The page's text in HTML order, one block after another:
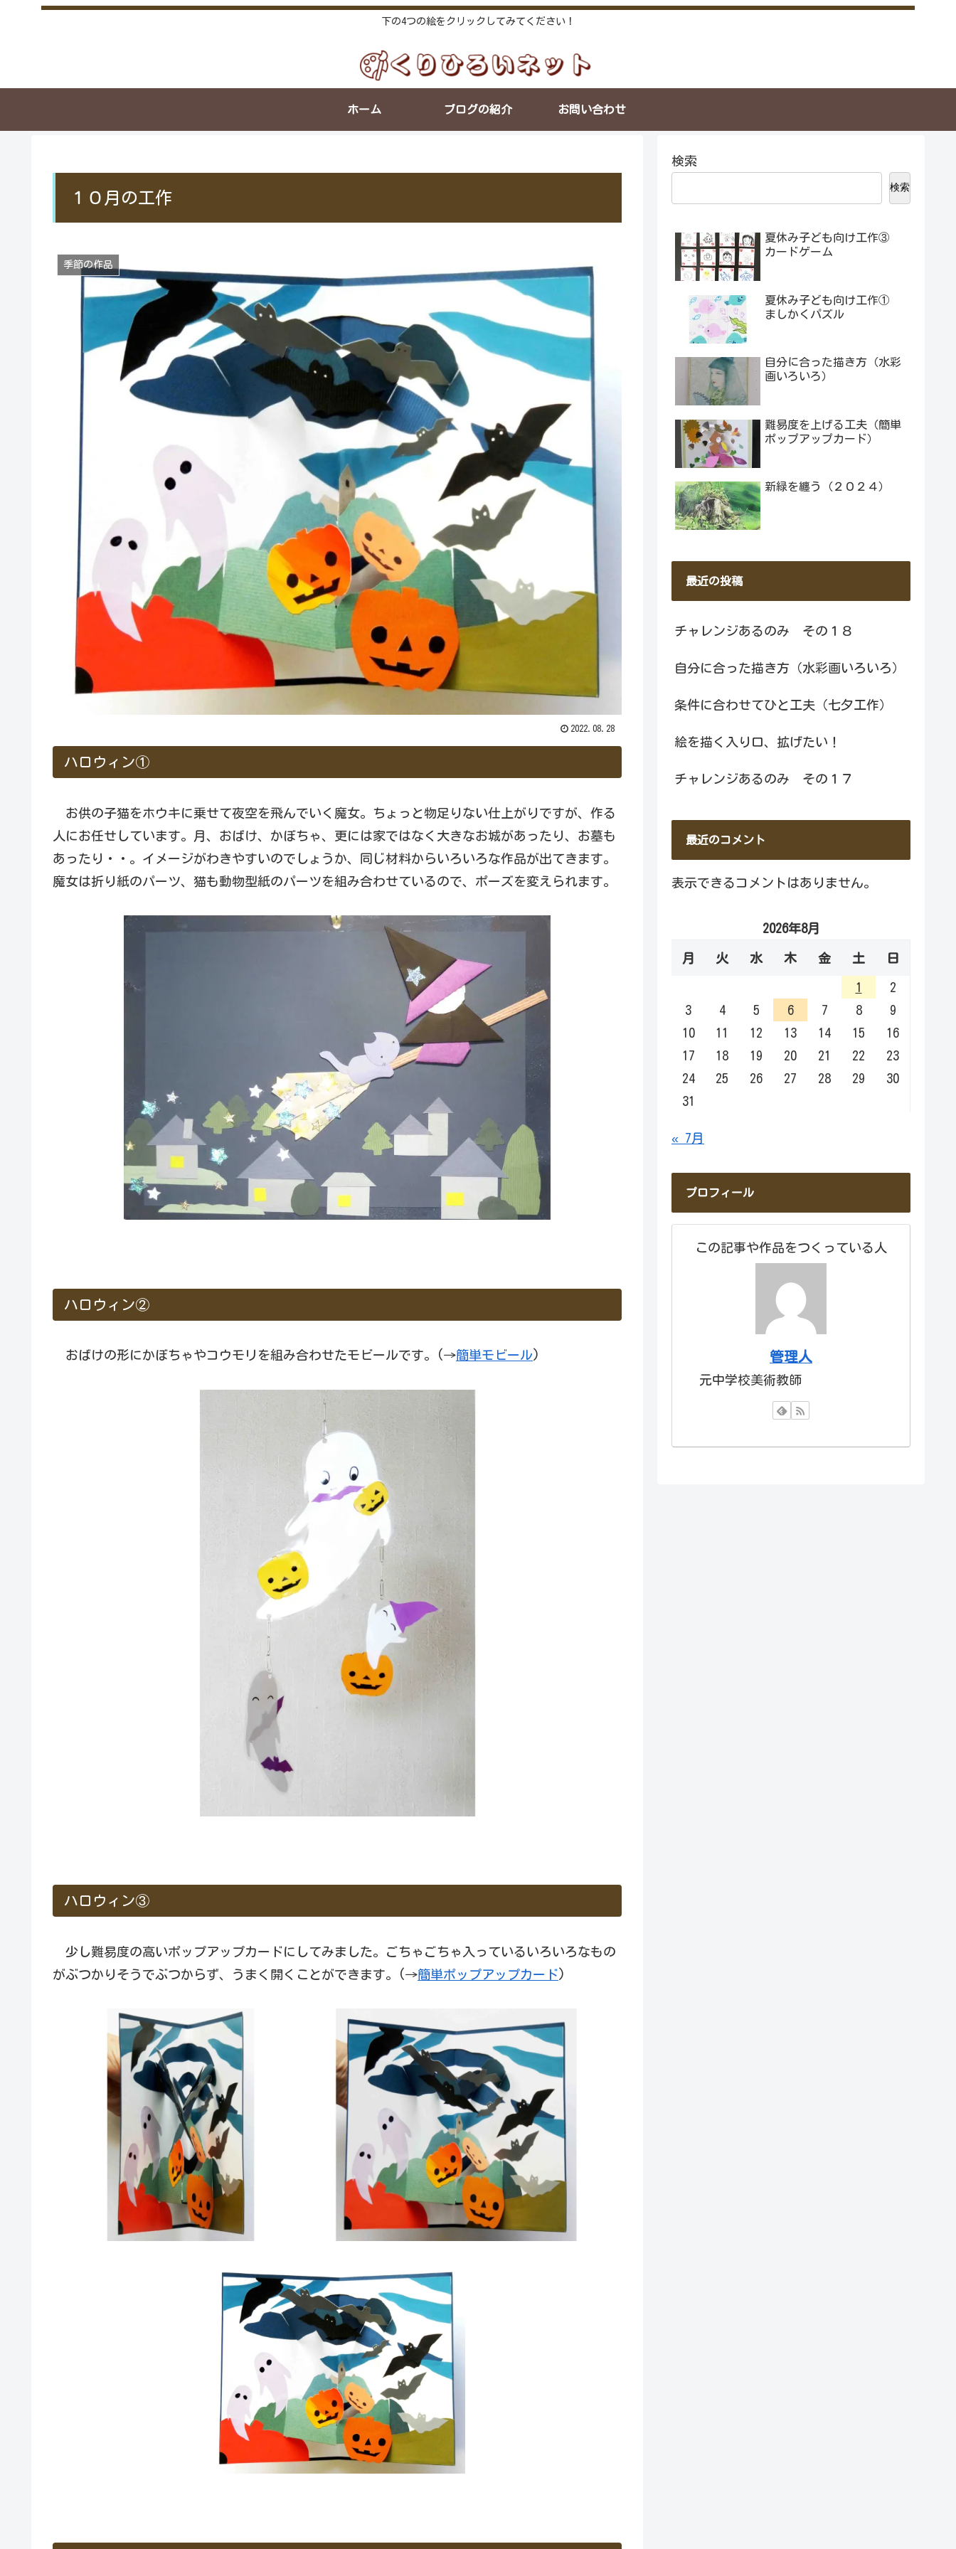
下の4つの絵をクリックしてみてください！
ホーム ブログの紹介 お問い合わせ
１０月の工作
季節の作品
2022.08.28
ハロウィン①
お供の子猫をホウキに乗せて夜空を飛んでいく魔女。ちょっと物足りない仕上がりですが、作る
人にお任せしています。月、おばけ、かぼちゃ、更には家ではなく大きなお城があったり、お墓も
あったり・・。イメージがわきやすいのでしょうか、同じ材料からいろいろな作品が出てきます。
魔女は折り紙のパーツ、猫も動物型紙のパーツを組み合わせているので、ポーズを変えられます。
ハロウィン②
おばけの形にかぼちゃやコウモリを組み合わせたモビールです。(→簡単モビール )
ハロウィン③
少し難易度の高いポップアップカードにしてみました。ごちゃごちゃ入っているいろいろなもの
がぶつかりそうでぶつからず、うまく開くことができます。(→簡単ポップアップカード )
検索
検索
夏休み子ども向け工作③
カードゲーム
夏休み子ども向け工作①
ましかくパズル
自分に合った描き方（水彩
画いろいろ）
難易度を上げる工夫（簡単
ポップアップカード）
新緑を纏う（２０２４）
最近の投稿
チャレンジあるのみ その１８
自分に合った描き方（水彩画いろいろ）
条件に合わせてひと工夫（七夕工作）
絵を描く入り口、拡げたい！
チャレンジあるのみ その１７
最近のコメント
表示できるコメントはありません。
2026年8月
月 火 水 木 金 土 日
1
2
3
4 5 6 7 8
9
10
11 12 13 14 15
16
17
18 19 20 21 22
23
24
25 26 27 28 29
30
31
« 7月
プロフィール
この記事や作品をつくっている人
管理人
元中学校美術教師